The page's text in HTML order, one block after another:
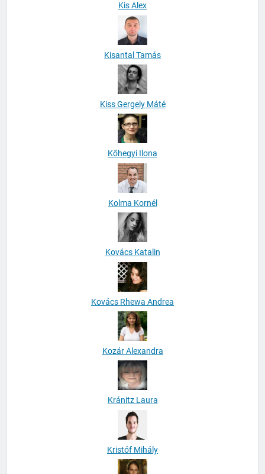
Kis Alex
Kisantal Tamás
Kiss Gergely Máté
Kőhegyi Ilona
Kolma Kornél
Kovács Katalin
Kovács Rhewa Andrea
Kozár Alexandra
Kránitz Laura
Kristóf Mihály